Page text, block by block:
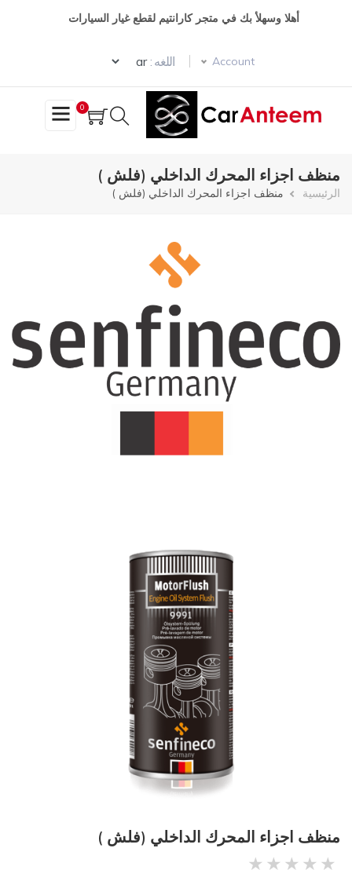
أهلا وسهلأ بك في متجر كارانتيم لقطع غيار السيارات
Account اللغه :
Select your language
0
منظف اجزاء المحرك الداخلي (فلش )
مسار
الرئيسية منظف اجزاء المحرك الداخلي (فلش )
منظف اجزاء المحرك الداخلي (فلش )